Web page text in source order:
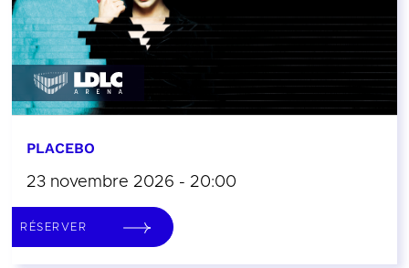
PLACEBO
23 novembre 2026 - 20:00
RÉSERVER